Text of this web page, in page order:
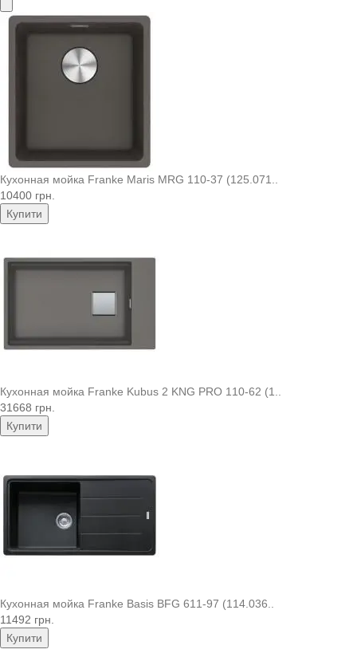
Кухонная мойка Franke Maris MRG 110-37 (125.071..
10400 грн.
Купити
Кухонная мойка Franke Kubus 2 KNG PRO 110-62 (1..
31668 грн.
Купити
Кухонная мойка Franke Basis BFG 611-97 (114.036..
11492 грн.
Купити